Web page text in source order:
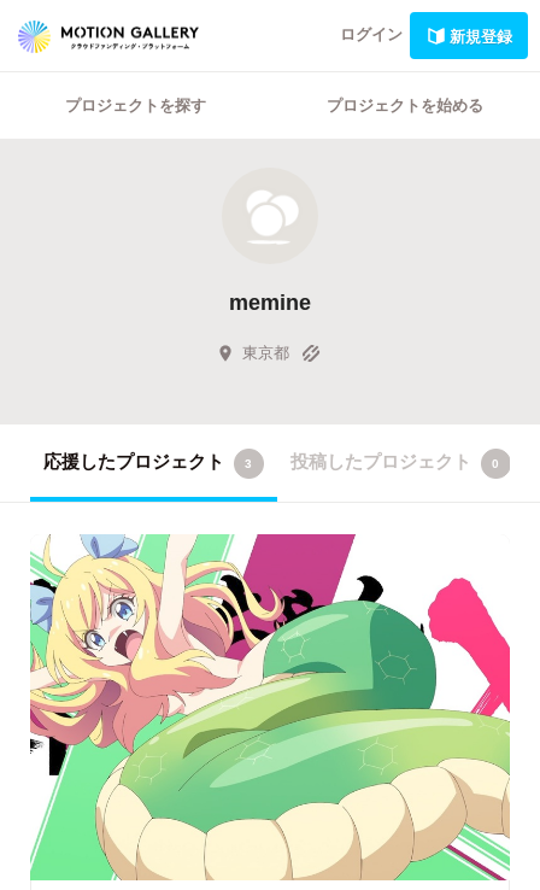
ログイン 新規登録
プロジェクトを探す プロジェクトを始める
memine
東京都
応援したプロジェクト 3 投稿したプロジェクト 0